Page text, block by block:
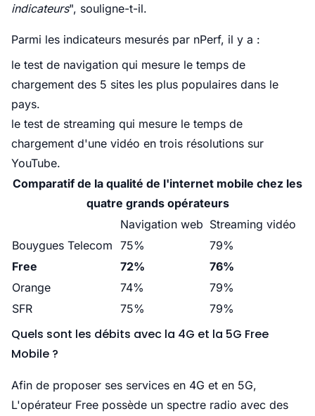
indicateurs", souligne-t-il.
Parmi les indicateurs mesurés par nPerf, il y a :
le test de navigation qui mesure le temps de
chargement des 5 sites les plus populaires dans le
pays.
le test de streaming qui mesure le temps de
chargement d'une vidéo en trois résolutions sur
YouTube.
Comparatif de la qualité de l'internet mobile chez les
quatre grands opérateurs
Navigation web Streaming vidéo
Bouygues Telecom 75%
79%
Free
72%
76%
Orange
74%
79%
SFR
75% 79%
Quels sont les débits avec la 4G et la 5G Free
Mobile ?
Afin de proposer ses services en 4G et en 5G,
L'opérateur Free possède un spectre radio avec des